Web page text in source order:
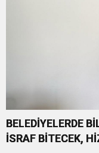
BELEDİYELERDE
İSRAF BİTECEK,